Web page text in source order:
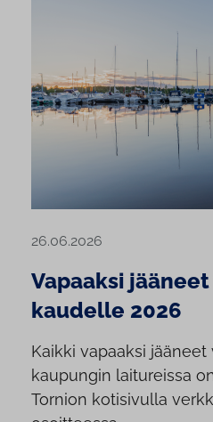
26.06.2026
Vapaaksi
kaudelle 2026
Kaikki vapaaksi
kaupungin laitureissa
Tornion kotisivulla